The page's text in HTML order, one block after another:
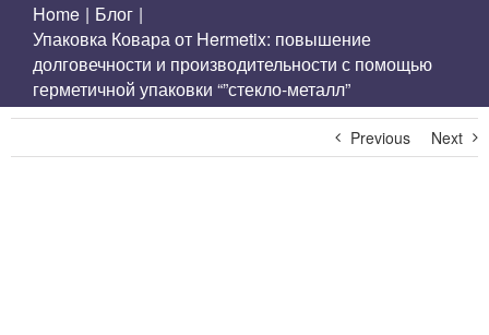
Home | Блог |
Упаковка Ковара от Hermetix: повышение
долговечности и производительности с помощью
герметичной упаковки “”стекло-металл”
Previous Next